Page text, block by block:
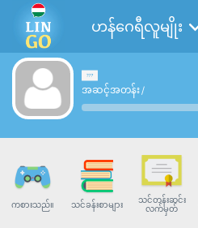
ဟန်ဂေရီလူမျိုး
အဆင့်အတန်း/
ကစားသည်။ သင်ခန်းစာများ
သင်တန်းဆင်း
လက်မှတ်